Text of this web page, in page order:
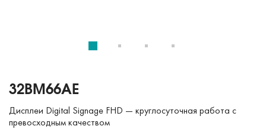
32BM66AE
Дисплеи Digital Signage FHD — круглосуточная работа с
превосходным качеством